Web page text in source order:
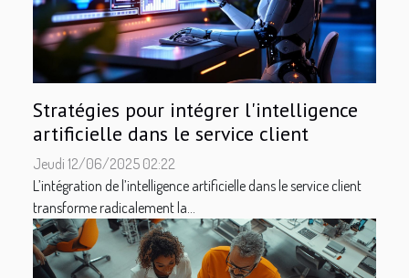
Stratégies pour intégrer l'intelligence
artificielle dans le service client
Jeudi 12/06/2025 02:22
L’intégration de l’intelligence artificielle dans le service client
transforme radicalement la...